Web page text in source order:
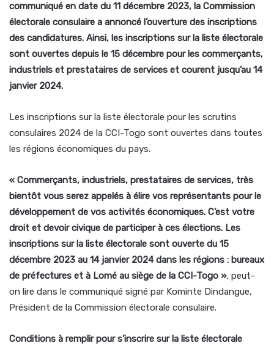
communiqué en date du 11 décembre 2023, la Commission
électorale consulaire a annoncé l’ouverture des inscriptions
des candidatures. Ainsi, les inscriptions sur la liste électorale
sont ouvertes depuis le 15 décembre pour les commerçants,
industriels et prestataires de services et courent jusqu’au 14
janvier 2024.
Les inscriptions sur la liste électorale pour les scrutins
consulaires 2024 de la CCI-Togo sont ouvertes dans toutes
les régions économiques du pays.
« Commerçants, industriels, prestataires de services, très
bientôt vous serez appelés à élire vos représentants pour le
développement de vos activités économiques. C’est votre
droit et devoir civique de participer à ces élections. Les
inscriptions sur la liste électorale sont ouverte du 15
décembre 2023 au 14 janvier 2024 dans les régions : bureaux
de préfectures et à Lomé au siège de la CCI-Togo », peut-
on lire dans le communiqué signé par Kominte Dindangue,
Président de la Commission électorale consulaire.
Conditions à remplir pour s’inscrire sur la liste électorale